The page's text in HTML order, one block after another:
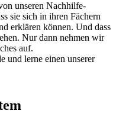
unseren Nachhilfe-
sie sich in ihren Fächern
erklären können. Und dass
Nur dann nehmen wir
auf.
und lerne einen unserer